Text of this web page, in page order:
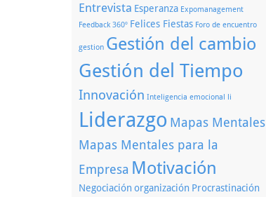
Entrevista Esperanza Expomanagement
Feedback 360º Felices Fiestas Foro de encuentro
gestion Gestión del cambio
Gestión del Tiempo
Innovación Inteligencia emocional li
Liderazgo Mapas Mentales
Mapas Mentales para la
Empresa Motivación
Negociación organización Procrastinación